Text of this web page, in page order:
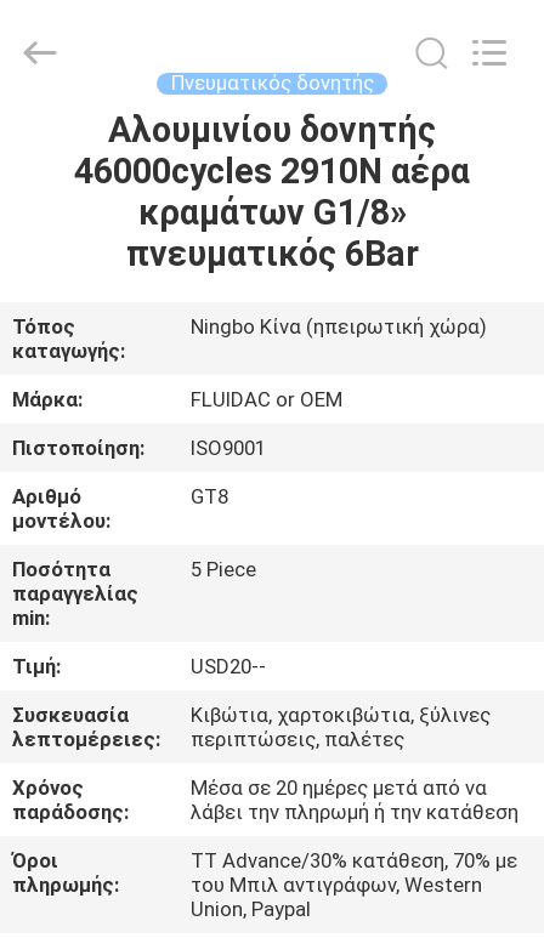
ΠΡΟΪΌΝΤΑ
ΠΕΡΊΠΟΥ
ΕΜΕΊΣ
ΓΎΡΟΣ
ΕΡΓΟΣΤΑΣΊΩΝ
ΠΟΙΟΤΙΚΌΣ
ΜΑΣ
ΕΛΆΤΕ
ΣΕ
ΕΠΑΦΉ
ΜΕ
FLUID
AUTOMATIC
Πνευματικός δονητής
Αλουμινίου δονητής
46000cycles 2910N αέρα
κραμάτων G1/8»
πνευματικός 6Bar
Τόπος
καταγωγής:
Ningbo Κίνα (ηπειρωτική χώρα)
Μάρκα:
FLUIDAC or OEM
Πιστοποίηση:
ISO9001
Αριθμό
μοντέλου:
GT8
Ποσότητα
παραγγελίας
min:
5 Piece
Τιμή:
USD20--
Συσκευασία
λεπτομέρειες:
Κιβώτια, χαρτοκιβώτια, ξύλινες
περιπτώσεις, παλέτες
Χρόνος
παράδοσης:
Μέσα σε 20 ημέρες μετά από να
λάβει την πληρωμή ή την κατάθεση
Όροι
πληρωμής:
TT Advance/30% κατάθεση, 70% με
του Μπιλ αντιγράφων, Western
Union, Paypal